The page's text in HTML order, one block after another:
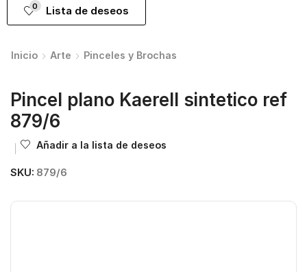
0 Lista de deseos
Inicio Arte Pinceles y Brochas
Pincel plano Kaerell sintetico ref
879/6
Añadir a la lista de deseos
SKU: 879/6